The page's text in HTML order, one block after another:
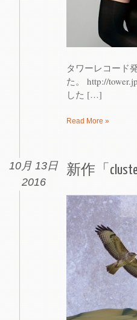
タワーレコード
た。 http://
した […]
Read More »
10月 13日
2016
新作「